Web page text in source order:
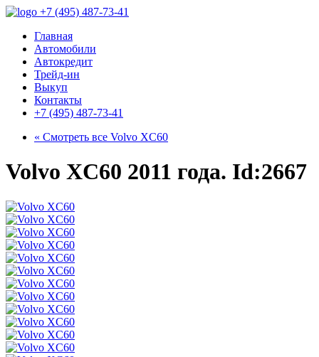
+7 (495) 487-73-41
Главная
Автомобили
Автокредит
Трейд-ин
Выкуп
Контакты
+7 (495) 487-73-41
« Смотреть все Volvo XC60
Volvo XC60 2011 года. Id:2667